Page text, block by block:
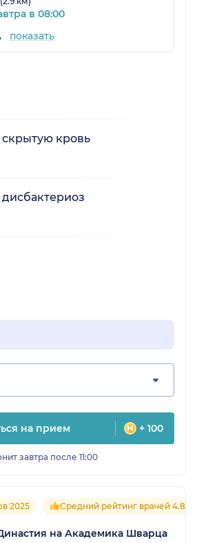
в 08:00
показать
скрытую кровь
на прием + 100
завтра после 11:00
2025 Средний рейтинг врачей 4.8
на Академика Шварца